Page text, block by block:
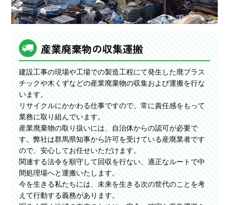
産業廃棄物の収集運搬
建設工事の現場や工場での製造工程にて発生した廃プラス
チックや木くずなどの産業廃棄物の収集および運搬を行な
います。
リサイクルにかかわる仕事ですので、常に責任感をもって
業務に取り組んでいます。
産業廃棄物の取り扱いには、自治体からの認可が必要で
す。弊社は群馬県知事から許可を受けている産廃業者です
ので、安心してお任せいただけます。
関連する法令を順守して回収を行ない、適正なルートで中
間処理場へと運搬いたします。
今を生きる私たちには、未来を生きる次の世代のことを考
えて行動する義務があります。